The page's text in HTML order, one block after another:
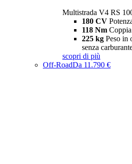
Multistrada V4 RS
180 CV
118 Nm Coppia
225 kg Peso in
senza
scopri di più
Off-RoadDa 11.790 €